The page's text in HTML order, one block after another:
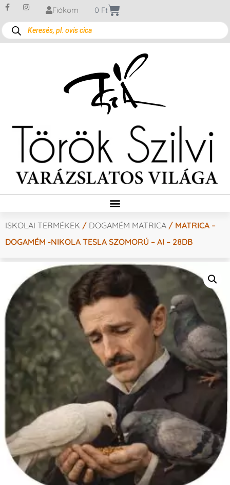
Fiókom 0 Ft
ISKOLAI TERMÉKEK / DOGAMÉM MATRICA / MATRICA –
DOGAMÉM -NIKOLA TESLA SZOMORÚ – AI – 28DB